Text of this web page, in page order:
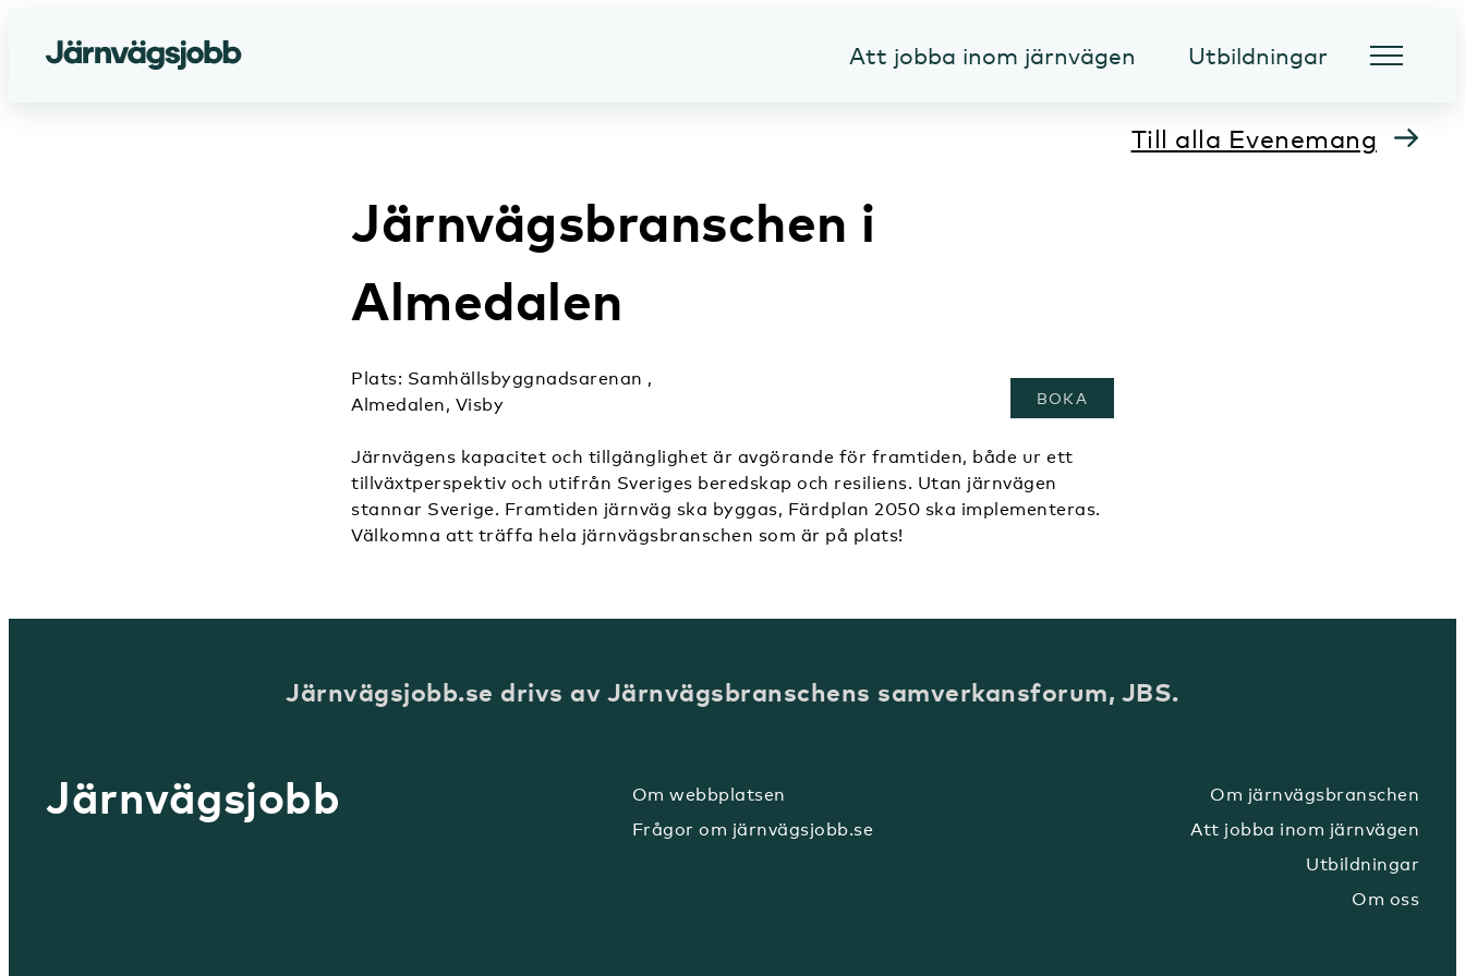
Att jobba inom järnvägen Utbildningar
Till alla Evenemang
Järnvägsbranschen i
Almedalen
Plats: Samhällsbyggnadsarenan ,
Almedalen, Visby
BOKA
, ÖPPNAS I ETT NYTT FÖNSTER
Järnvägens kapacitet och tillgänglighet är avgörande för framtiden, både ur ett
tillväxtperspektiv och utifrån Sveriges beredskap och resiliens. Utan järnvägen
stannar Sverige. Framtiden järnväg ska byggas, Färdplan 2050 ska implementeras.
Välkomna att träffa hela järnvägsbranschen som är på plats!
Järnvägsjobb.se drivs av Järnvägsbranschens samverkansforum, JBS.
Järnvägsjobb
Om webbplatsen
Frågor om järnvägsjobb.se
Om järnvägsbranschen
Att jobba inom järnvägen
Utbildningar
Om oss